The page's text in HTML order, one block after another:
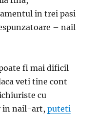
in trei pasi
– nail
fi mai dificil
veti tine cont
cu
in nail-art,puteti